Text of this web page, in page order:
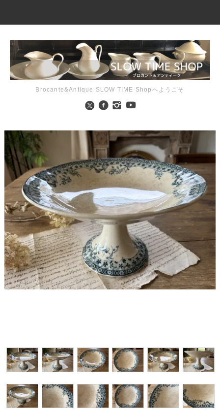
Brocante&Antique SLOW TIME Shopへようこそ